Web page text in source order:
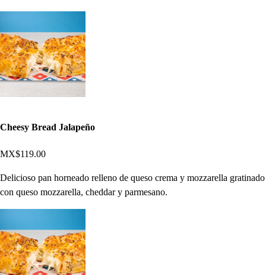
Cheesy Bread Jalapeño
MX$119.00
Delicioso pan horneado relleno de queso crema y mozzarella gratinado
con queso mozzarella, cheddar y parmesano.